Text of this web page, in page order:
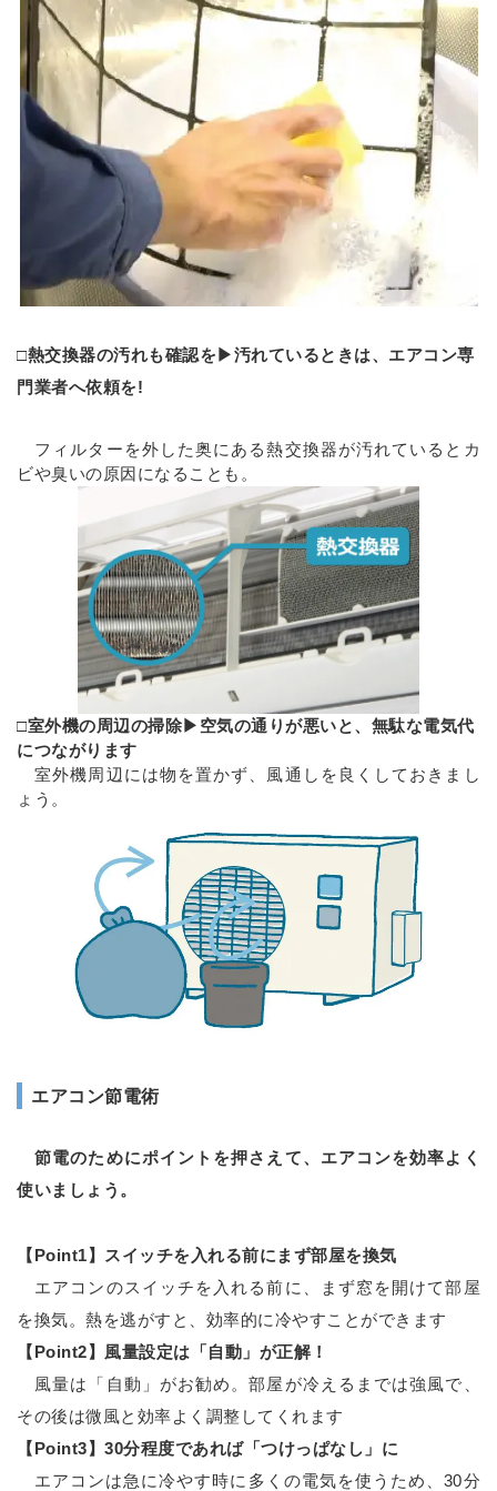
□熱交換器の汚れも確認を▶汚れているときは、エアコン専
門業者へ依頼を!
フィルターを外した奥にある熱交換器が汚れているとカ
ビや臭いの原因になることも。
□室外機の周辺の掃除▶空気の通りが悪いと、無駄な電気代
につながります
室外機周辺には物を置かず、風通しを良くしておきまし
ょう。
エアコン節電術
節電のためにポイントを押さえて、エアコンを効率よく
使いましょう。
【Point1】スイッチを入れる前にまず部屋を換気
エアコンのスイッチを入れる前に、まず窓を開けて部屋
を換気。熱を逃がすと、効率的に冷やすことができます
【Point2】風量設定は「自動」が正解！
風量は「自動」がお勧め。部屋が冷えるまでは強風で、
その後は微風と効率よく調整してくれます
【Point3】30分程度であれば「つけっぱなし」に
エアコンは急に冷やす時に多くの電気を使うため、30分